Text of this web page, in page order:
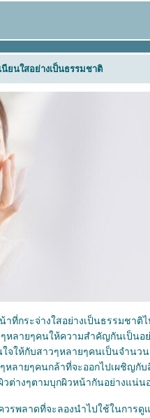
ยนใสอย่างเป็นธรรมชาติ
าที่กระจ่างใสอย่างเป็นธรรมชา
ลายๆคนให้ความสำคัญกันเป็นอ
ให้กับสาวๆหลายๆคนเป็นจำนว
ลายๆคนกล้าที่จะออกไปเผชิญกั
ต่างๆตามบุกผิวหน้ากันอย่างแน่น
วรพลาดที่จะลองนำไปใช้ในการ